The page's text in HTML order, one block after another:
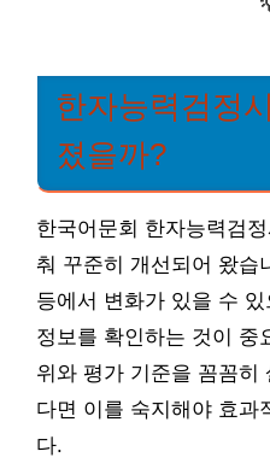
한자능력검정
졌을까?
한국어문회 한자능력검
춰 꾸준히 개선되어 왔습
등에서 변화가 있을 수
정보를 확인하는 것이 중
위와 평가 기준을 꼼꼼히
다면 이를 숙지해야 효과
다.